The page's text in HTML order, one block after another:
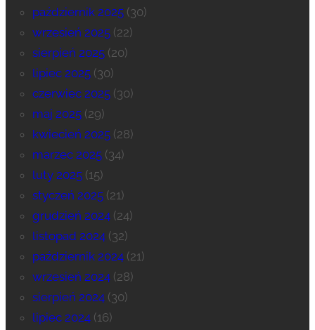
październik 2025(30)
wrzesień 2025(22)
sierpień 2025(20)
lipiec 2025(30)
czerwiec 2025(30)
maj 2025(29)
kwiecień 2025(28)
marzec 2025(34)
luty 2025(15)
styczeń 2025(21)
grudzień 2024(24)
listopad 2024(32)
październik 2024(21)
wrzesień 2024(28)
sierpień 2024(30)
lipiec 2024(16)